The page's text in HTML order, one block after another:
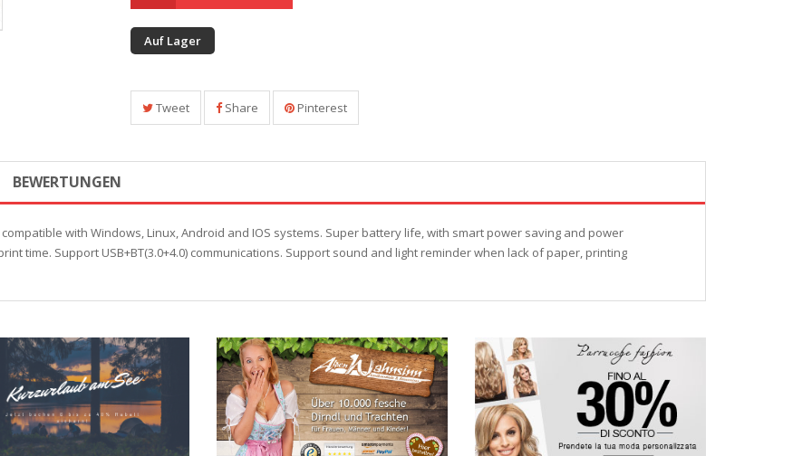
Auf Lager
Tweet Share Pinterest
BEWERTUNGEN
with Windows, Linux, Android and IOS systems. Super battery life, with smart power saving and power
time. Support USB+BT(3.0+4.0) communications. Support sound and light reminder when lack of paper, printing